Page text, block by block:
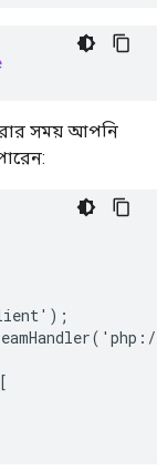
সময় আপনি